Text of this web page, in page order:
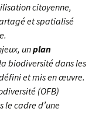
citoyenne,
et spatialisé
unplan
biodiversité dans les
et mis en œuvre.
(OFB)
le cadre d’une